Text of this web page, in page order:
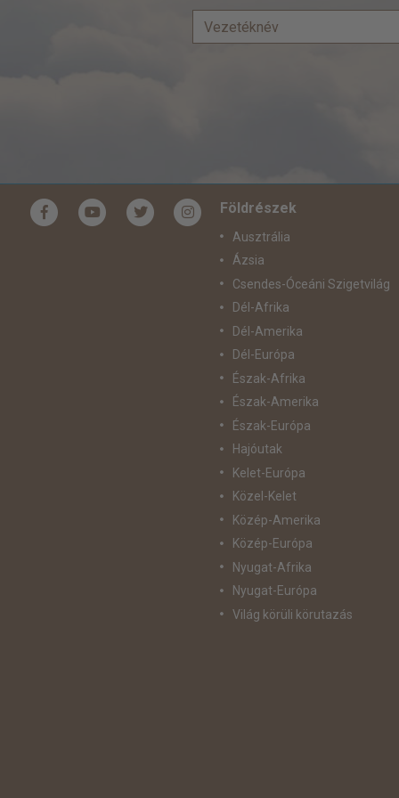
Földrészek
Ausztrália
Ázsia
Csendes-Óceáni Szigetvilág
Dél-Afrika
Dél-Amerika
Dél-Európa
Észak-Afrika
Észak-Amerika
Észak-Európa
Hajóutak
Kelet-Európa
Közel-Kelet
Közép-Amerika
Közép-Európa
Nyugat-Afrika
Nyugat-Európa
Világ körüli körutazás